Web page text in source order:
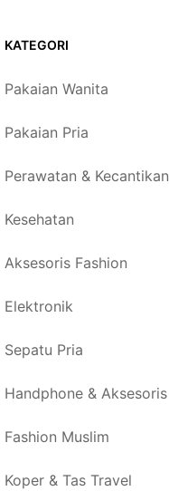
KATEGORI
Pakaian Wanita
Pakaian Pria
Perawatan & Kecantikan
Kesehatan
Aksesoris Fashion
Elektronik
Sepatu Pria
Handphone & Aksesoris
Fashion Muslim
Koper & Tas Travel